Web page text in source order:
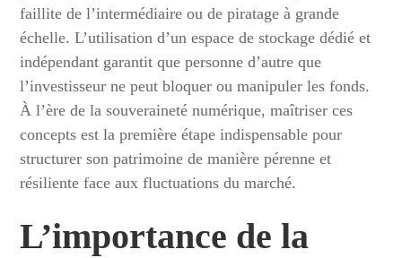
faillite de l’intermédiaire ou de piratage à grande
échelle. L’utilisation d’un espace de stockage dédié et
indépendant garantit que personne d’autre que
l’investisseur ne peut bloquer ou manipuler les fonds.
À l’ère de la souveraineté numérique, maîtriser ces
concepts est la première étape indispensable pour
structurer son patrimoine de manière pérenne et
résiliente face aux fluctuations du marché.
L’importance de la